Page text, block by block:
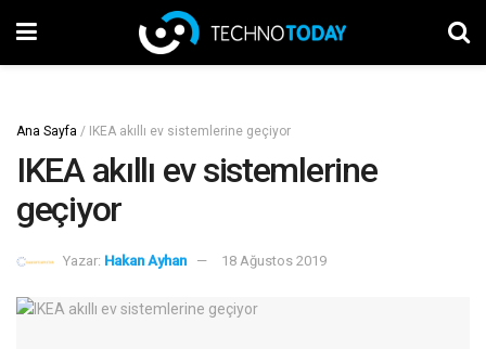
Ana Sayfa / IKEA akıllı ev sistemlerine geçiyor
IKEA akıllı ev sistemlerine
geçiyor
Yazar: Hakan Ayhan 18 Ağustos 2019